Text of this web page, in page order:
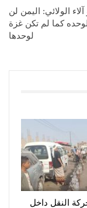
آلاء الولائي: اليمن لن
كما لم تكن غزة
لوحدها
النقل داخل